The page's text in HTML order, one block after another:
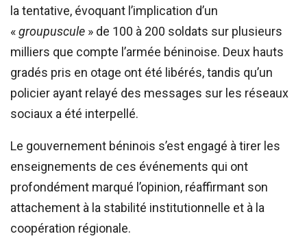
la tentative, évoquant l’implication d’un
«groupuscule » de 100 à 200 soldats sur plusieurs
milliers que compte l’armée béninoise. Deux hauts
gradés pris en otage ont été libérés, tandis qu’un
policier ayant relayé des messages sur les réseaux
sociaux a été interpellé.
Le gouvernement béninois s’est engagé à tirer les
enseignements de ces événements qui ont
profondément marqué l’opinion, réaffirmant son
attachement à la stabilité institutionnelle et à la
coopération régionale.